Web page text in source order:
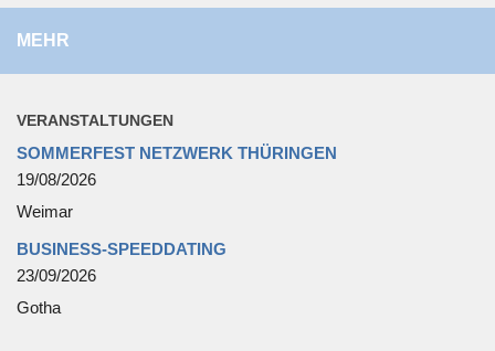
MEHR
VER­AN­STAL­TUN­GEN
SOMMERFEST NETZWERK THÜRINGEN
19/08/2026
Weimar
BUSINESS-SPEEDDATING
23/09/2026
Gotha